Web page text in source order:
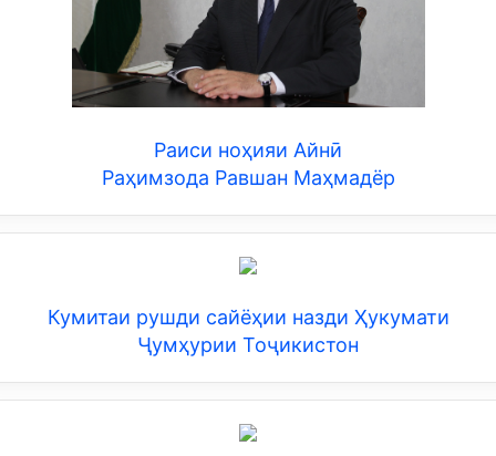
Раиси ноҳияи Айнӣ
Раҳимзода Равшан Маҳмадёр
Кумитаи рушди сайёҳии назди Ҳукумати
Ҷумҳурии Тоҷикистон